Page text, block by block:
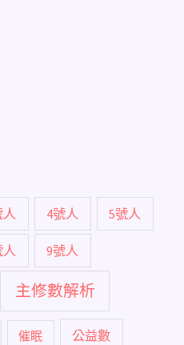
4號人 5號人
人 9號人
主修數解析
催眠 公益數